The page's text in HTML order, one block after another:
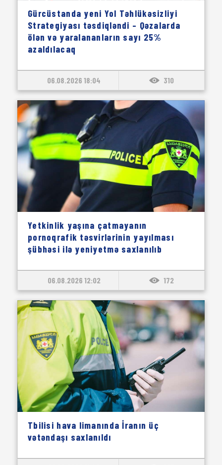
Gürcüstanda yeni Yol Təhlükəsizliyi
Strategiyası təsdiqləndi – Qəzalarda
ölən və yaralananların sayı 25%
azaldılacaq
06.08.2026 18:04 310
Yetkinlik yaşına çatmayanın
pornoqrafik təsvirlərinin yayılması
şübhəsi ilə yeniyetmə saxlanılıb
06.08.2026 12:02 172
Tbilisi hava limanında İranın üç
vətəndaşı saxlanıldı